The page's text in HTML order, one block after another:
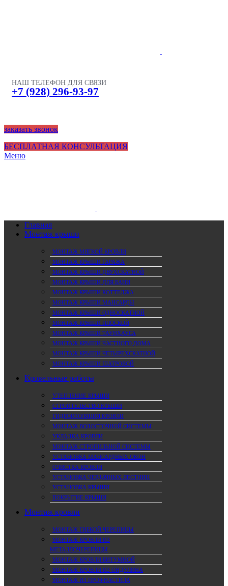
НАШ ТЕЛЕФОН ДЛЯ СВЯЗИ
+7 (928) 296-93-97
заказать звонок
БЕСПЛАТНАЯ КОНСУЛЬТАЦИЯ
Меню
Главная
Монтаж крыши
МОНТАЖ МЯГКОЙ КРОВЛИ
МОНТАЖ КРЫШИ ГАРАЖА
МОНТАЖ КРЫШИ ДВУХСКАТНОЙ
МОНТАЖ КРЫШИ ДЛЯ БАНИ
МОНТАЖ КРЫШИ КОТТЕДЖА
МОНТАЖ КРЫШИ МАНСАРДЫ
МОНТАЖ КРЫШИ ОДНОСКАТНОЙ
МОНТАЖ КРЫШИ ПЛОСКОЙ
МОНТАЖ КРЫШИ ТАУНХАУСА
МОНТАЖ КРЫШИ ЧАСТНОГО ДОМА
МОНТАЖ КРЫШИ ЧЕТЫРЕХСКАТНОЙ
МОНТАЖ КРЫШИ ШАТРОВОЙ
Кровельные работы
УТЕПЛЕНИЕ КРЫШИ
СТРОИТЕЛЬСТВО КРЫШИ
ГИДРОИЗОЛЯЦИЯ КРОВЛИ
МОНТАЖ ВОДОСТОЧНОЙ СИСТЕМЫ
УКЛАДКА КРОВЛИ
МОНТАЖ СТРОПИЛЬНОЙ СИСТЕМЫ
УСТАНОВКА МАНСАРДНЫХ ОКОН
ОЧИСТКА КРОВЛИ
УСТАНОВКА ЧЕРДАЧНЫХ ЛЕСТНИЦ
УСТАНОВКА КРЫШИ
ПОКРЫТИЕ КРЫШИ
Монтаж кровли
МОНТАЖ ГИБКОЙ ЧЕРЕПИЦЫ
МОНТАЖ КРОВЛИ ИЗ
МЕТАЛЛОЧЕРЕПИЦЫ
МОНТАЖ КРОВЛИ БИТУМНОЙ
МОНТАЖ КРОВЛИ ИЗ ОНДУЛИНА
МОНТАЖ ИЗ ПРОФНАСТИЛА